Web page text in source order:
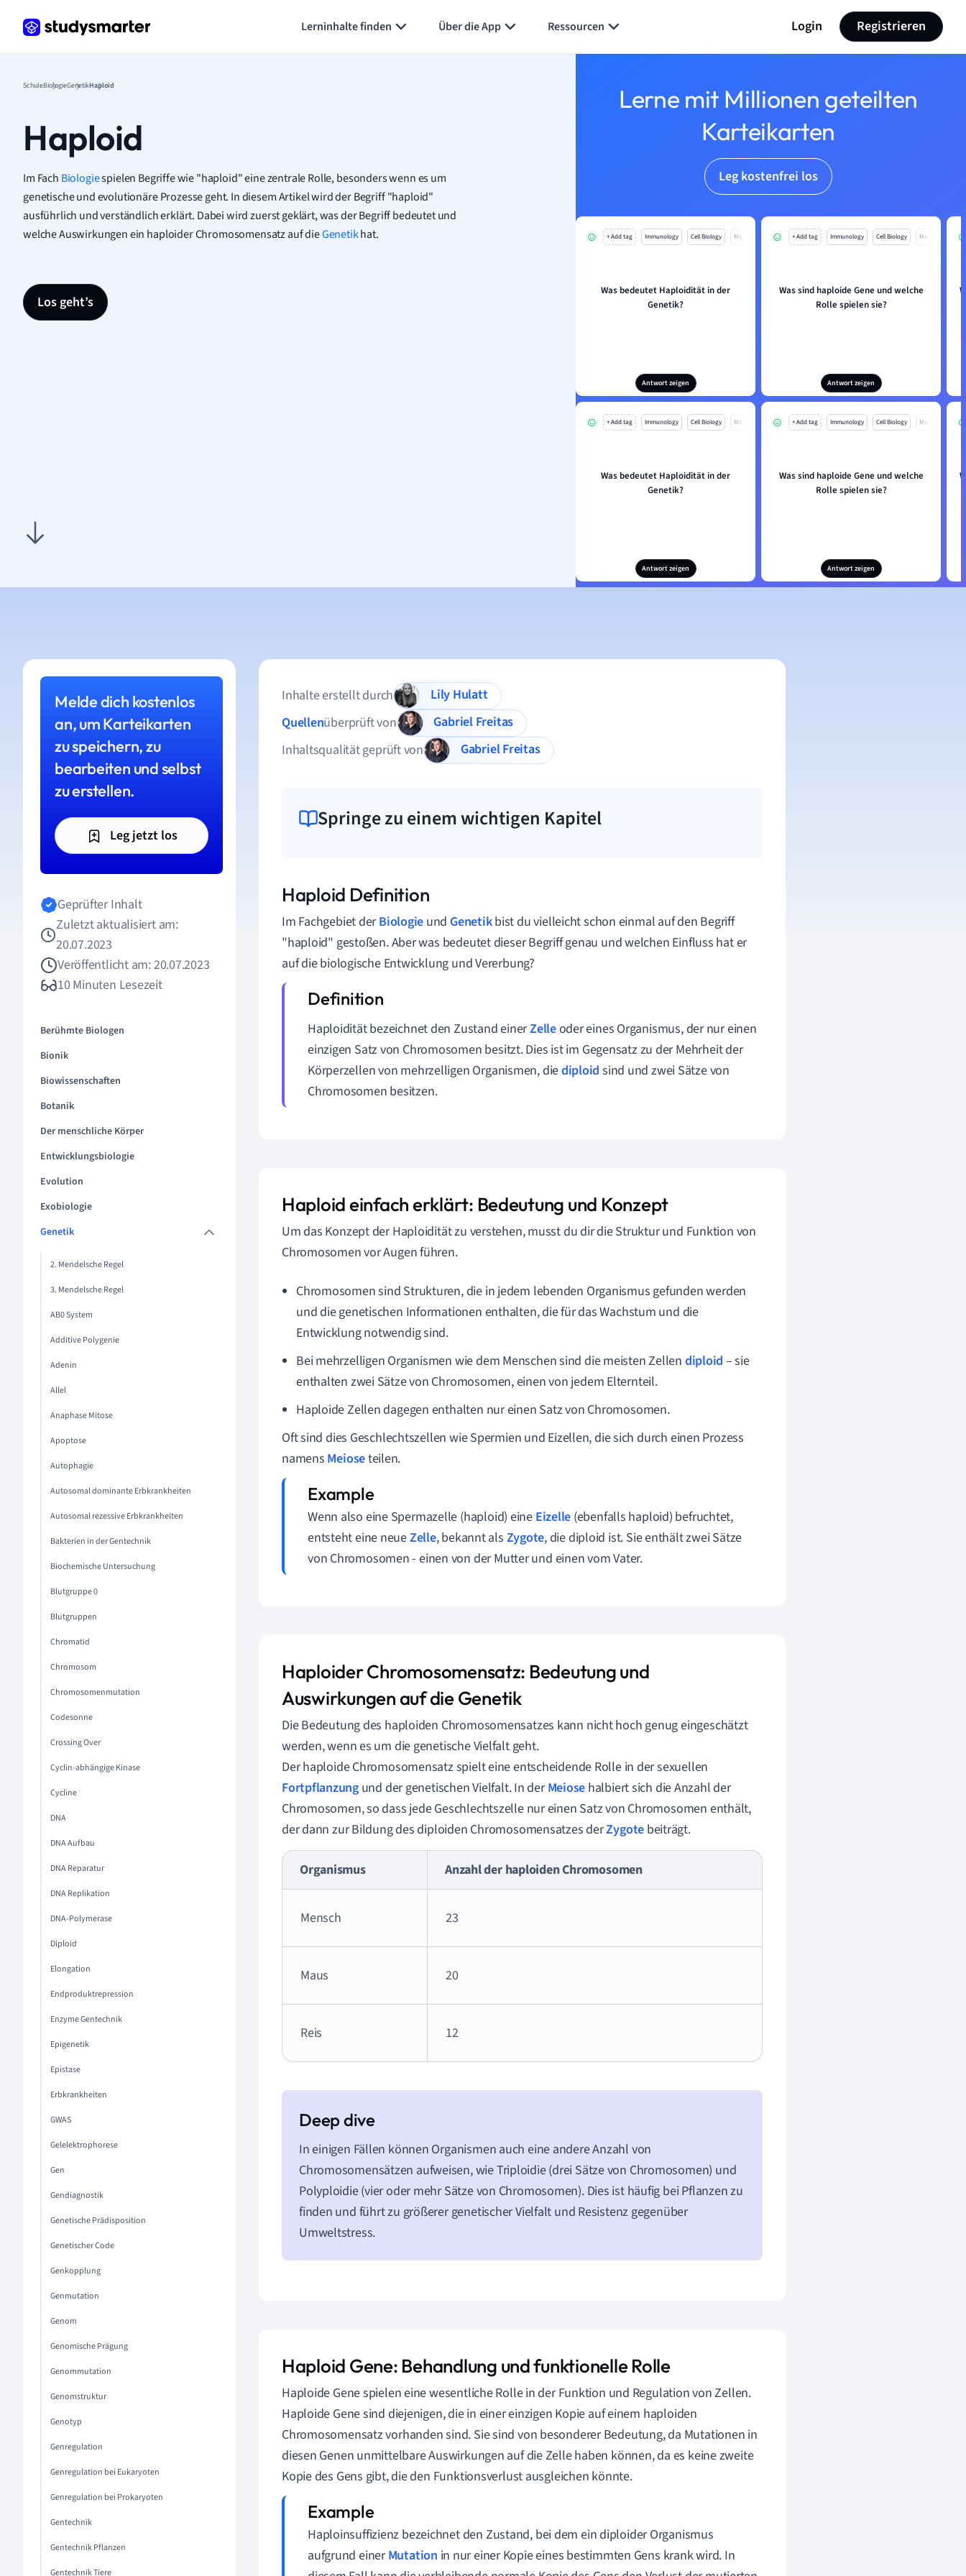
Lerninhalte finden Über die App Ressourcen Login Registrieren
SchuleBiologieGenetikHaploid
Haploid
Im Fach Biologiespielen Begriffe wie "haploid" eine zentrale Rolle, besonders wenn es um
genetische und evolutionäre Prozesse geht. In diesem Artikel wird der Begriff "haploid"
ausführlich und verständlich erklärt. Dabei wird zuerst geklärt, was der Begriff bedeutet und
welche Auswirkungen ein haploider Chromosomensatz auf dieGenetikhat.
Los geht’s
Lerne mit Millionen geteilten
Karteikarten
Leg kostenfrei los
+ Add tag Immunology Cell Biology Mo
Was bedeutet Haploidität in der
Genetik?
Antwort zeigen
+ Add tag Immunology Cell Biology Mo
Was sind haploide Gene und welche
Rolle spielen sie?
Antwort zeigen
+ Add tag Immunology Cell Biology Mo
Was bedeutet Haploidität in der
Genetik?
Antwort zeigen
+ Add tag Immunology Cell Biology Mo
Was sind haploide Gene und welche
Rolle spielen sie?
Antwort zeigen
Melde dich kostenlos
an, um Karteikarten
zu speichern, zu
bearbeiten und selbst
zu erstellen.
Leg jetzt los
Geprüfter Inhalt
Zuletzt aktualisiert am:
20.07.2023
Veröffentlicht am: 20.07.2023
10 Minuten Lesezeit
Berühmte Biologen
Bionik
Biowissenschaften
Botanik
Der menschliche Körper
Entwicklungsbiologie
Evolution
Exobiologie
Genetik
2. Mendelsche Regel
3. Mendelsche Regel
AB0 System
Additive Polygenie
Adenin
Allel
Anaphase Mitose
Apoptose
Autophagie
Autosomal dominante Erbkrankheiten
Autosomal rezessive Erbkrankheiten
Bakterien in der Gentechnik
Biochemische Untersuchung
Blutgruppe 0
Blutgruppen
Chromatid
Chromosom
Chromosomenmutation
Codesonne
Crossing Over
Cyclin-abhängige Kinase
Cycline
DNA
DNA Aufbau
DNA Reparatur
DNA Replikation
DNA-Polymerase
Diploid
Elongation
Endproduktrepression
Enzyme Gentechnik
Epigenetik
Epistase
Erbkrankheiten
GWAS
Gelelektrophorese
Gen
Gendiagnostik
Genetische Prädisposition
Genetischer Code
Genkopplung
Genmutation
Genom
Genomische Prägung
Genommutation
Genomstruktur
Genotyp
Genregulation
Genregulation bei Eukaryoten
Genregulation bei Prokaryoten
Gentechnik
Gentechnik Pflanzen
Gentechnik Tiere
Inhalte erstellt durch
Lily Hulatt
Quellenüberprüft von
Gabriel Freitas
Inhaltsqualität geprüft von
Gabriel Freitas
Springe zu einem wichtigen Kapitel
Haploid Definition
Im Fachgebiet derBiologie und Genetikbist du vielleicht schon einmal auf den Begriff
"haploid" gestoßen. Aber was bedeutet dieser Begriff genau und welchen Einfluss hat er
auf die biologische Entwicklung und Vererbung?
Haploidität bezeichnet den Zustand einerZelleoder eines Organismus, der nur einen
einzigen Satz von Chromosomen besitzt. Dies ist im Gegensatz zu der Mehrheit der
Körperzellen von mehrzelligen Organismen, diediploid sind und zwei Sätze von
Chromosomen besitzen.
Haploid einfach erklärt: Bedeutung und Konzept
Um das Konzept der Haploidität zu verstehen, musst du dir die Struktur und Funktion von
Chromosomen vor Augen führen.
Chromosomen sind Strukturen, die in jedem lebenden Organismus gefunden werden
und die genetischen Informationen enthalten, die für das Wachstum und die
Entwicklung notwendig sind.
Bei mehrzelligen Organismen wie dem Menschen sind die meisten Zellen diploid – sie
enthalten zwei Sätze von Chromosomen, einen von jedem Elternteil.
Haploide Zellen dagegen enthalten nur einen Satz von Chromosomen.
Oft sind dies Geschlechtszellen wie Spermien und Eizellen, die sich durch einen Prozess
namens Meioseteilen.
Wenn also eine Spermazelle (haploid) eine Eizelle (ebenfalls haploid) befruchtet,
entsteht eine neueZelle, bekannt als Zygote, die diploid ist. Sie enthält zwei Sätze
von Chromosomen - einen von der Mutter und einen vom Vater.
Haploider Chromosomensatz: Bedeutung und
Auswirkungen auf die Genetik
Die Bedeutung des haploiden Chromosomensatzes kann nicht hoch genug eingeschätzt
werden, wenn es um die genetische Vielfalt geht.
Der haploide Chromosomensatz spielt eine entscheidende Rolle in der sexuellen
Fortpflanzungund der genetischen Vielfalt. In derMeiose halbiert sich die Anzahl der
Chromosomen, so dass jede Geschlechtszelle nur einen Satz von Chromosomen enthält,
der dann zur Bildung des diploiden Chromosomensatzes derZygote beiträgt.
Organismus Anzahl der haploiden Chromosomen
Mensch 23
Maus 20
Reis 12
In einigen Fällen können Organismen auch eine andere Anzahl von
Chromosomensätzen aufweisen, wie Triploidie (drei Sätze von Chromosomen) und
Polyploidie (vier oder mehr Sätze von Chromosomen). Dies ist häufig bei Pflanzen zu
finden und führt zu größerer genetischer Vielfalt und Resistenz gegenüber
Umweltstress.
Haploid Gene: Behandlung und funktionelle Rolle
Haploide Gene spielen eine wesentliche Rolle in der Funktion und Regulation von Zellen.
Haploide Gene sind diejenigen, die in einer einzigen Kopie auf einem haploiden
Chromosomensatz vorhanden sind. Sie sind von besonderer Bedeutung, da Mutationen in
diesen Genen unmittelbare Auswirkungen auf die Zelle haben können, da es keine zweite
Kopie des Gens gibt, die den Funktionsverlust ausgleichen könnte.
Haploinsuffizienz bezeichnet den Zustand, bei dem ein diploider Organismus
aufgrund einerMutation in nur einer Kopie eines bestimmten Gens krank wird. In